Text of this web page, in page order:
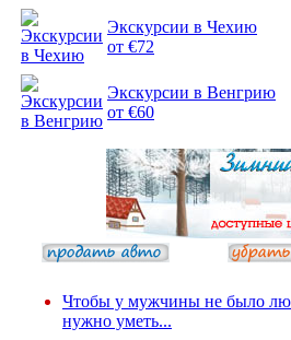
Экскурсии в Чехию
от €72
Экскурсии в Венгрию
от €60
Чтобы у мужчины не было
нужно уметь...